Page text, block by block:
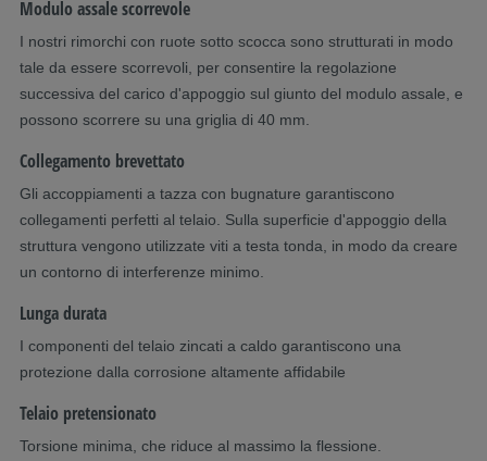
Modulo assale scorrevole
I nostri rimorchi con ruote sotto scocca sono strutturati in modo
tale da essere scorrevoli, per consentire la regolazione
successiva del carico d'appoggio sul giunto del modulo assale, e
possono scorrere su una griglia di 40 mm.
Collegamento brevettato
Gli accoppiamenti a tazza con bugnature garantiscono
collegamenti perfetti al telaio. Sulla superficie d'appoggio della
struttura vengono utilizzate viti a testa tonda, in modo da creare
un contorno di interferenze minimo.
Lunga durata
I componenti del telaio zincati a caldo garantiscono una
protezione dalla corrosione altamente affidabile
Telaio pretensionato
Torsione minima, che riduce al massimo la flessione.